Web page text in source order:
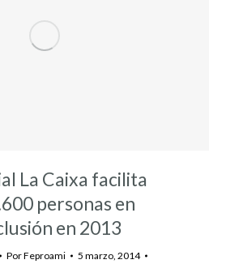
La Caixa facilita
personas en
en 2013
PorFeproami
5 marzo, 2014